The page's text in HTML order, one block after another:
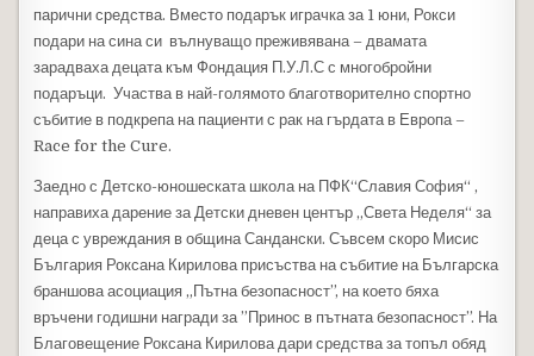
парични средства. Вместо подарък играчка за 1 юни, Рокси
подари на сина си вълнуващо преживявана – двамата
зарадваха децата към Фондация П.У.Л.С с многобройни
подаръци. Участва в най-голямото благотворително спортно
събитие в подкрепа на пациенти с рак на гърдата в Европа –
Race for the Cure.
Заедно с Детско-юношеската школа на ПФК“Славия София“ ,
направиха дарение за Детски дневен център „Света Неделя“ за
деца с увреждания в община Сандански. Съвсем скоро Мисис
България Роксана Кирилова присъства на събитие на Българска
браншова асоциация „Пътна безопасност”, на което бяха
връчени годишни награди за ”Принос в пътната безопасност”. На
Благовещение Роксана Кирилова дари средства за топъл обяд